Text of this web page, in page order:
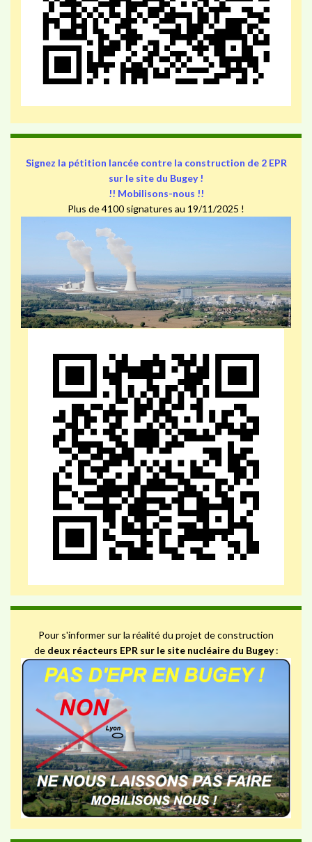
Signez la pétition lancée contre la construction de 2 EPR
sur le site du Bugey !
!! Mobilisons-nous !!
Plus de 4100 signatures au 19/11/2025 !
Pour s'informer sur la réalité du projet de construction
de deux réacteurs EPR sur le site nucléaire du Bugey: